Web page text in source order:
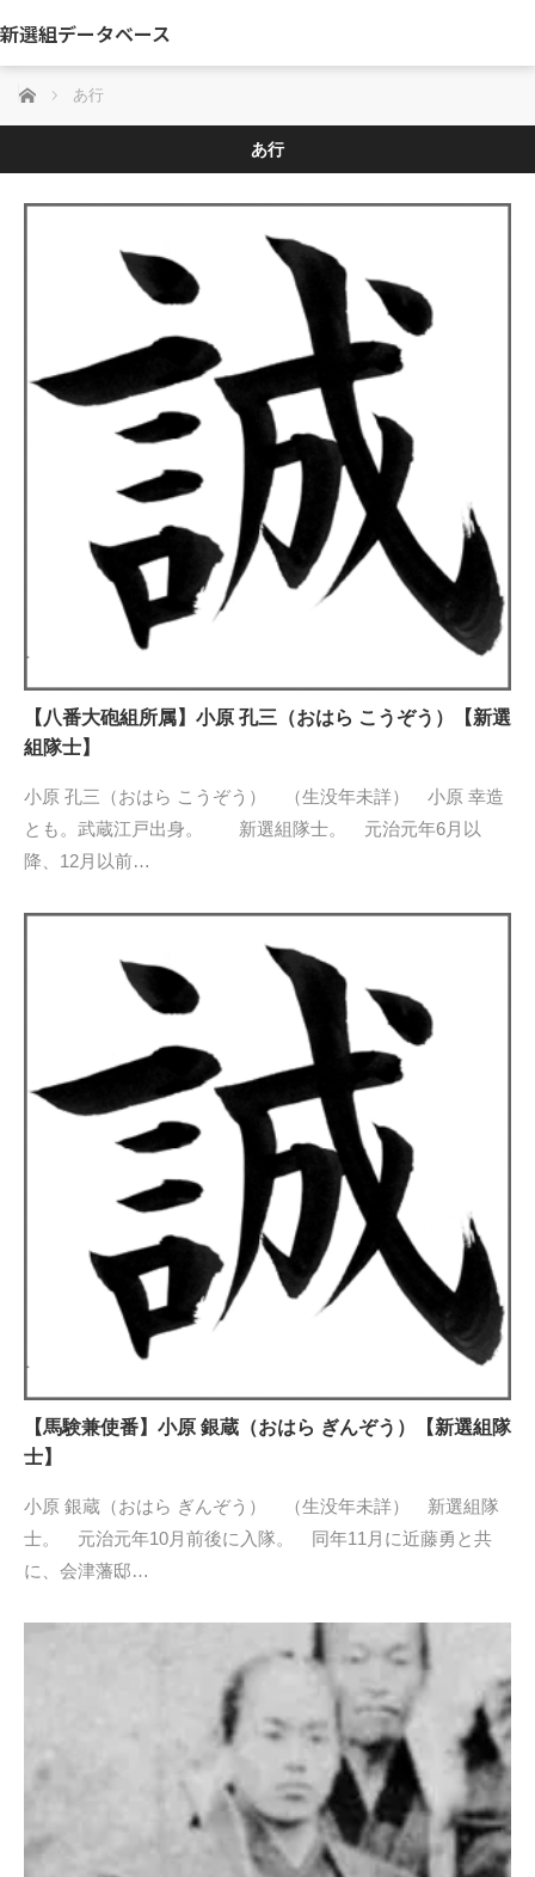
新選組データベース
ホーム あ行
あ行
【八番大砲組所属】小原 孔三（おはら こうぞう）【新選
組隊士】
小原 孔三（おはら こうぞう） （生没年未詳） 小原 幸造
とも。武蔵江戸出身。 新選組隊士。 元治元年6月以
降、12月以前…
【馬験兼使番】小原 銀蔵（おはら ぎんぞう）【新選組隊
士】
小原 銀蔵（おはら ぎんぞう） （生没年未詳） 新選組隊
士。 元治元年10月前後に入隊。 同年11月に近藤勇と共
に、会津藩邸…